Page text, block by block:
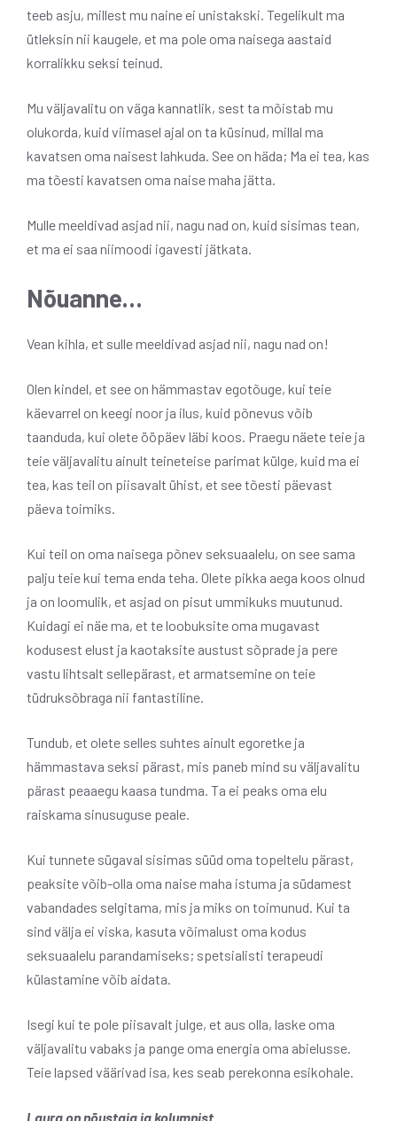
teeb asju, millest mu naine ei unistakski. Tegelikult ma
ütleksin nii kaugele, et ma pole oma naisega aastaid
korralikku seksi teinud.
Mu väljavalitu on väga kannatlik, sest ta mõistab mu
olukorda, kuid viimasel ajal on ta küsinud, millal ma
kavatsen oma naisest lahkuda. See on häda; Ma ei tea, kas
ma tõesti kavatsen oma naise maha jätta.
Mulle meeldivad asjad nii, nagu nad on, kuid sisimas tean,
et ma ei saa niimoodi igavesti jätkata.
Nõuanne…
Vean kihla, et sulle meeldivad asjad nii, nagu nad on!
Olen kindel, et see on hämmastav egotõuge, kui teie
käevarrel on keegi noor ja ilus, kuid põnevus võib
taanduda, kui olete ööpäev läbi koos. Praegu näete teie ja
teie väljavalitu ainult teineteise parimat külge, kuid ma ei
tea, kas teil on piisavalt ühist, et see tõesti päevast
päeva toimiks.
Kui teil on oma naisega põnev seksuaalelu, on see sama
palju teie kui tema enda teha. Olete pikka aega koos olnud
ja on loomulik, et asjad on pisut ummikuks muutunud.
Kuidagi ei näe ma, et te loobuksite oma mugavast
kodusest elust ja kaotaksite austust sõprade ja pere
vastu lihtsalt sellepärast, et armatsemine on teie
tüdruksõbraga nii fantastiline.
Tundub, et olete selles suhtes ainult egoretke ja
hämmastava seksi pärast, mis paneb mind su väljavalitu
pärast peaaegu kaasa tundma. Ta ei peaks oma elu
raiskama sinusuguse peale.
Kui tunnete sügaval sisimas süüd oma topeltelu pärast,
peaksite võib-olla oma naise maha istuma ja südamest
vabandades selgitama, mis ja miks on toimunud. Kui ta
sind välja ei viska, kasuta võimalust oma kodus
seksuaalelu parandamiseks; spetsialisti terapeudi
külastamine võib aidata.
Isegi kui te pole piisavalt julge, et aus olla, laske oma
väljavalitu vabaks ja pange oma energia oma abielusse.
Teie lapsed väärivad isa, kes seab perekonna esikohale.
Laura on nõustaja ja kolumnist.